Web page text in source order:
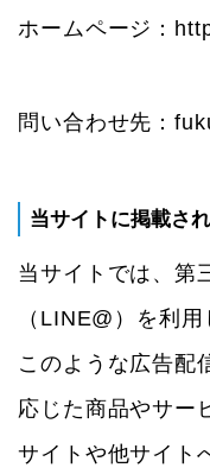
ホームページ：
問い合わせ先：
当サイトに掲載さ
当サイトでは、第
（LINE@）を利用
このような広告配
応じた商品やサー
サイトや他サイト